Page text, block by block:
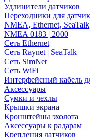
Удлинители датчиков
Переходники для
NMEA, Ethernet,
NMEA 0183 | 2000
Сеть Ethernet
Сеть Raynet | SeaTalk
Сеть SimNet
Сеть WiFi
Интерфейсный кабель
Аксессуары
Сумки и чехлы
Крышки экрана
Кронштейны эхолота
Аксессуары к радарам
Крепления датчиков